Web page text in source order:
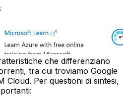
che differenziano
tra cui troviamo Google
Cloud. Per questioni di sintesi,